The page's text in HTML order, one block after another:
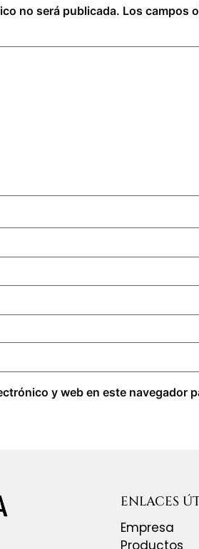
no será publicada. Los campos
y web en este navegador
ENLACES
Empresa
Productos